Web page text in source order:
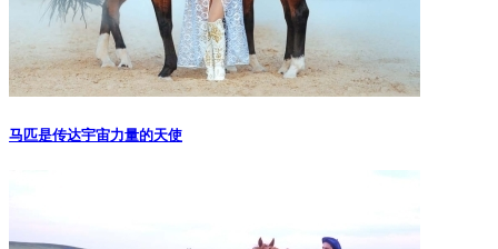
马匹是传达宇宙力量的天使